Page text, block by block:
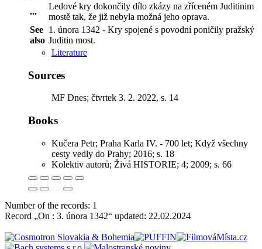
...
Ledové kry dokončily dílo zkázy na zříceném Juditinim
mostě tak, že již nebyla možná jeho oprava.
See
also
1. února 1342 - Kry spojené s povodní poničily pražský
Juditin most.
Literature
Sources
MF Dnes; čtvrtek 3. 2. 2022, s. 14
Books
Kučera Petr; Praha Karla IV. - 700 let; Když všechny
cesty vedly do Prahy; 2016; s. 18
Kolektiv autorů; Živá HISTORIE; 4; 2009; s. 66
Number of the records: 1
Record „On : 3. února 1342“ updated: 22.02.2024